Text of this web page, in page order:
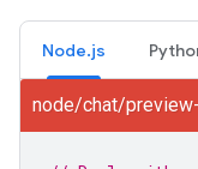
Node.js
node/chat/